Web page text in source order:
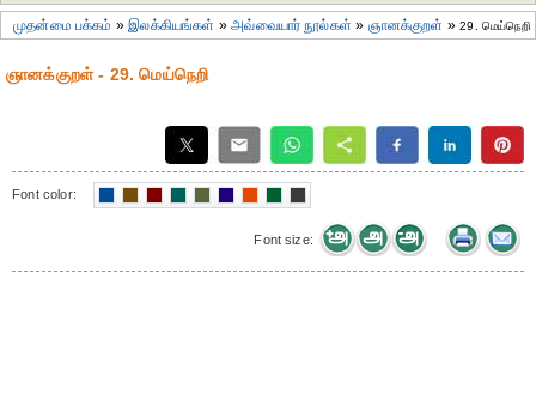
முதன்மை பக்கம் »இலக்கியங்கள் »அவ்வையார் நூல்கள் » ஞானக்குறள் »29. மெய்நெறி
ஞானக்குறள் - 29. மெய்நெறி
Font color:
Font size: